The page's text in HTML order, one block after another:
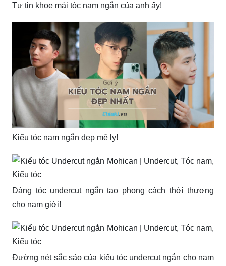
Tự tin khoe mái tóc nam ngắn của anh ấy!
Kiểu tóc nam ngắn đẹp mê ly!
Dáng tóc undercut ngắn tạo phong cách thời thượng
cho nam giới!
Đường nét sắc sảo của kiểu tóc undercut ngắn cho nam